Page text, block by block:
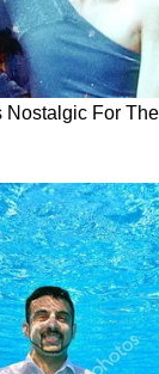
প্রযুক্তি
ও সরকারি
সুবিধে লাভ
ঘটবে।